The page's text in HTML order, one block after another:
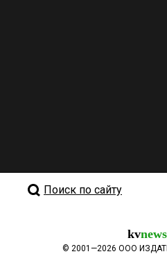
Поиск по сайту
kv
© 2001—2026 ООО